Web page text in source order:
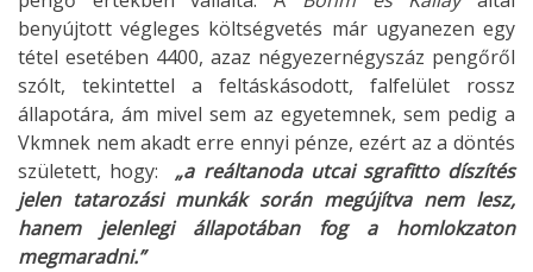
benyújtott végleges költségvetés már ugyanezen egy
tétel esetében 4400, azaz négyezernégyszáz pengőről
szólt, tekintettel a feltáskásodott, falfelület rossz
állapotára, ám mivel sem az egyetemnek, sem pedig a
Vkmnek nem akadt erre ennyi pénze, ezért az a döntés
született, hogy:„a reáltanoda utcai sgrafitto díszítés
jelen tatarozási munkák során megújítva nem lesz,
hanem jelenlegi állapotában fog a homlokzaton
megmaradni.”